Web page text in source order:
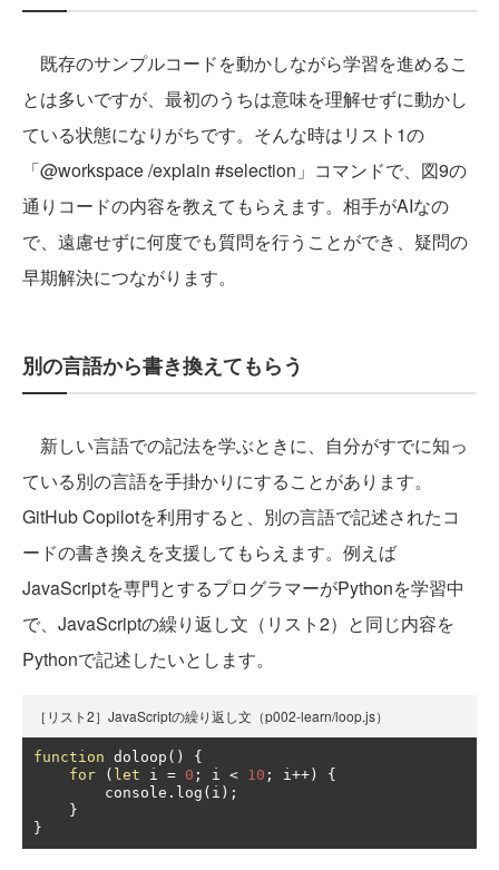
既存のサンプルコードを動かしながら学習を進めるこ
とは多いですが、最初のうちは意味を理解せずに動かし
ている状態になりがちです。そんな時はリスト1の
「@workspace /explain #selection」コマンドで、図9の
通りコードの内容を教えてもらえます。相手がAIなの
で、遠慮せずに何度でも質問を行うことができ、疑問の
早期解決につながります。
別の言語から書き換えてもらう
新しい言語での記法を学ぶときに、自分がすでに知っ
ている別の言語を手掛かりにすることがあります。
GitHub Copilotを利用すると、別の言語で記述されたコ
ードの書き換えを支援してもらえます。例えば
JavaScriptを専門とするプログラマーがPythonを学習中
で、JavaScriptの繰り返し文（リスト2）と同じ内容を
Pythonで記述したいとします。
［リスト2］JavaScriptの繰り返し文（p002-learn/loop.js）
function doloop ()
{
for
( let i = 0 ; i < 10 ; i++)
{
        console
. log ( i );
}
}